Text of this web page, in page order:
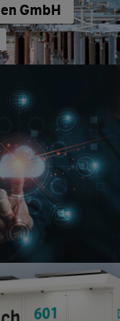
GmbH